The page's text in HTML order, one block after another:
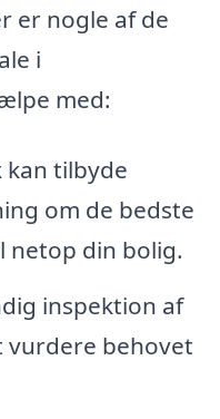
er nogle af de
i
med:
kan tilbyde
om de bedste
netop din bolig.
inspektion af
vurdere behovet